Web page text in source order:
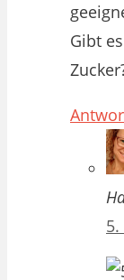
Gibt